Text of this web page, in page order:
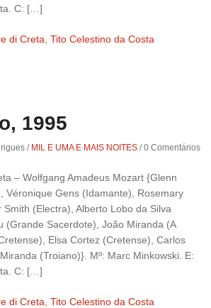
C: […]
di Creta Tito Celestino da Costa
1995
/ MIL E UMA E MAIS NOITES /0 Comentários
– Wolfgang Amadeus Mozart {Glenn
Véronique Gens (Idamante), Rosemary
(Electra), Alberto Lobo da Silva
(Grande Sacerdote), João Miranda (A
Elsa Cortez (Cretense), Carlos
(Troiano)}. Mº: Marc Minkowski. E:
C: […]
di Creta Tito Celestino da Costa